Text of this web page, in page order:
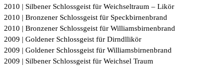
2010 | Silbener Schlossgeist für Weichseltraum – Likör
2010 | Bronzener Schlossgeist für Speckbirnenbrand
2010 | Bronzener Schlossgeist für Williamsbirnenbrand
2009 | Goldener Schlossgeist für Dirndllikör
2009 | Goldener Schlossgeist für Williamsbirnenbrand
2009 | Silbener Schlossgeist für Weichsel Traum